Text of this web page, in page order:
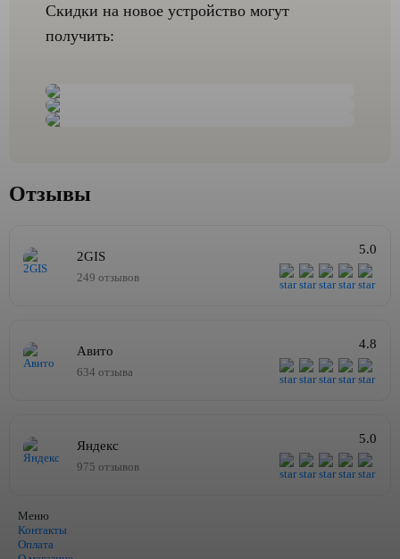
Скидки на новое устройство могут
получить:
Отзывы
2GIS
249 отзывов
5.0
Авито
634 отзыва
4.8
Яндекс
975 отзывов
5.0
Меню
Контакты
Оплата